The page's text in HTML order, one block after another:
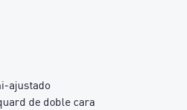
ajustado
de doble cara